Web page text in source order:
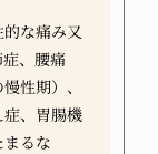
な痛み又
、腰痛
性期）、
、胃腸機
るな